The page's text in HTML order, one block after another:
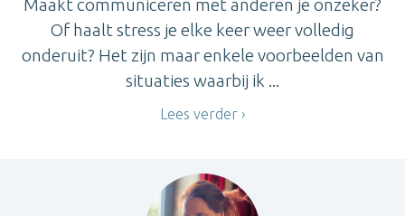
Maakt communiceren met anderen je onzeker?
Of haalt stress je elke keer weer volledig
onderuit? Het zijn maar enkele voorbeelden van
situaties waarbij ik ...
Lees verder